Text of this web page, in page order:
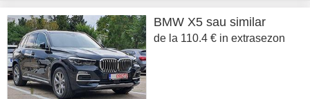
BMW X5 sau similar
de la 110.4 € in extrasezon